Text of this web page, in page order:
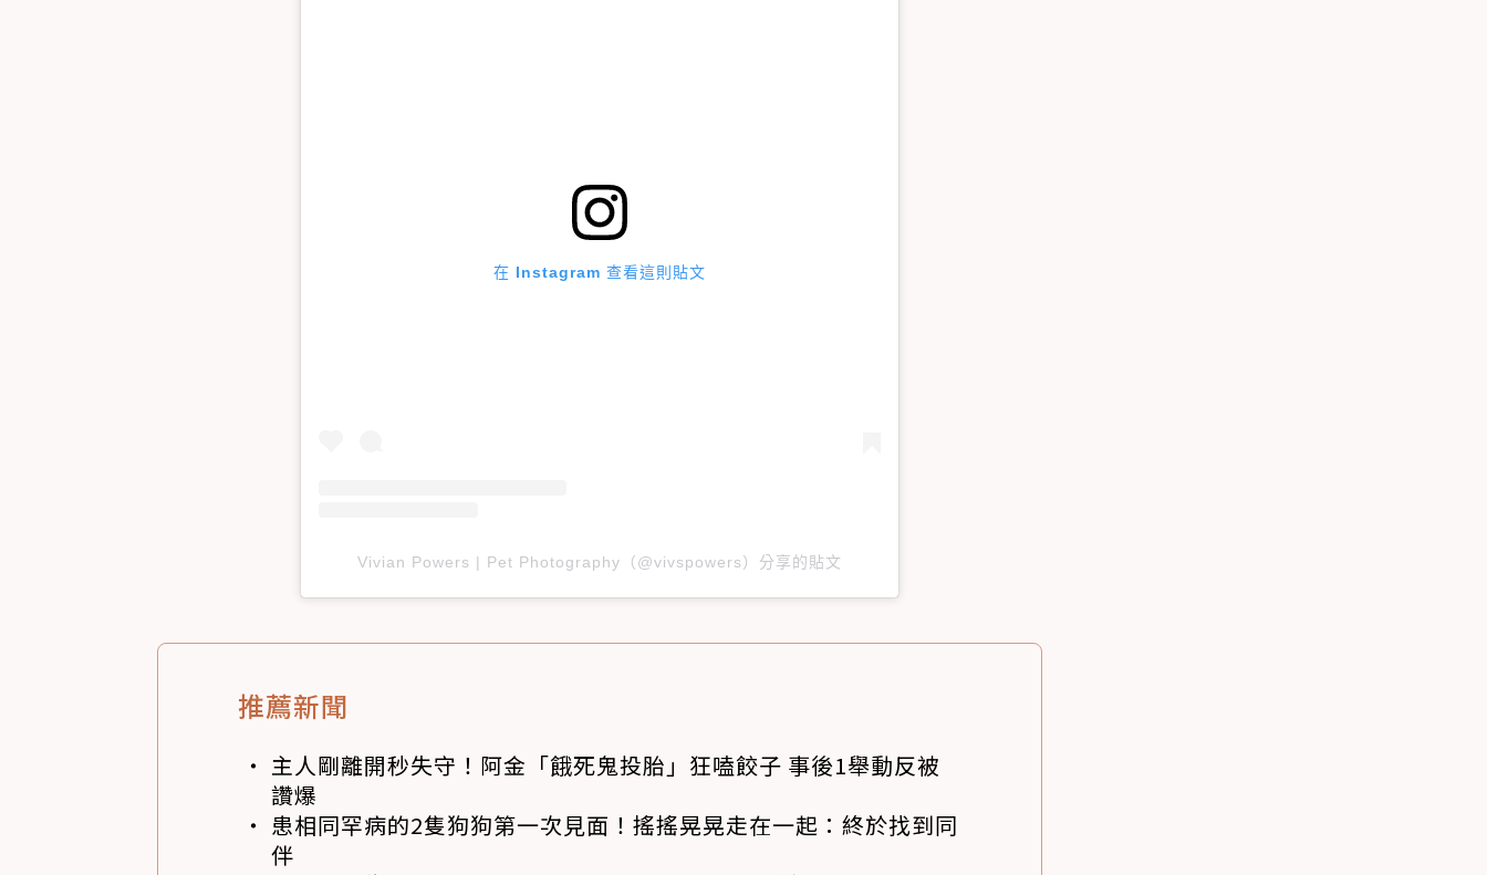
在 Instagram 查看這則貼文
Vivian Powers | Pet Photography（@vivspowers）分享的貼文
推薦新聞
主人剛離開秒失守！阿金「餓死鬼投胎」狂嗑餃子 事後1舉動反被
讚爆
患相同罕病的2隻狗狗第一次見面！搖搖晃晃走在一起：終於找到同
伴